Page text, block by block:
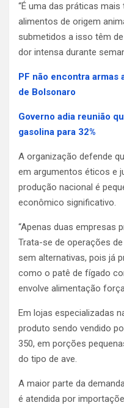
“É uma das práticas
alimentos de origem
submetidos a isso têm
dor intensa durante
PF não encontra armas
de Bolsonaro
Governo adia reunião
gasolina para 32%
A organização defende
em argumentos éticos e
produção nacional é
econômico significativo.
“Apenas duas empresas
Trata-se de operações
sem alternativas, pois já
como o patê de fígado
envolve alimentação
Em lojas especializadas
produto sendo vendido
350, em porções
do tipo de ave.
A maior parte da
é atendida por